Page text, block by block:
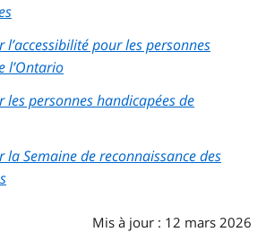
l’accessibilité pour les personnes
l’Ontario
les personnes handicapées de
la Semaine de reconnaissance des
Mis à jour : 12 mars 2026